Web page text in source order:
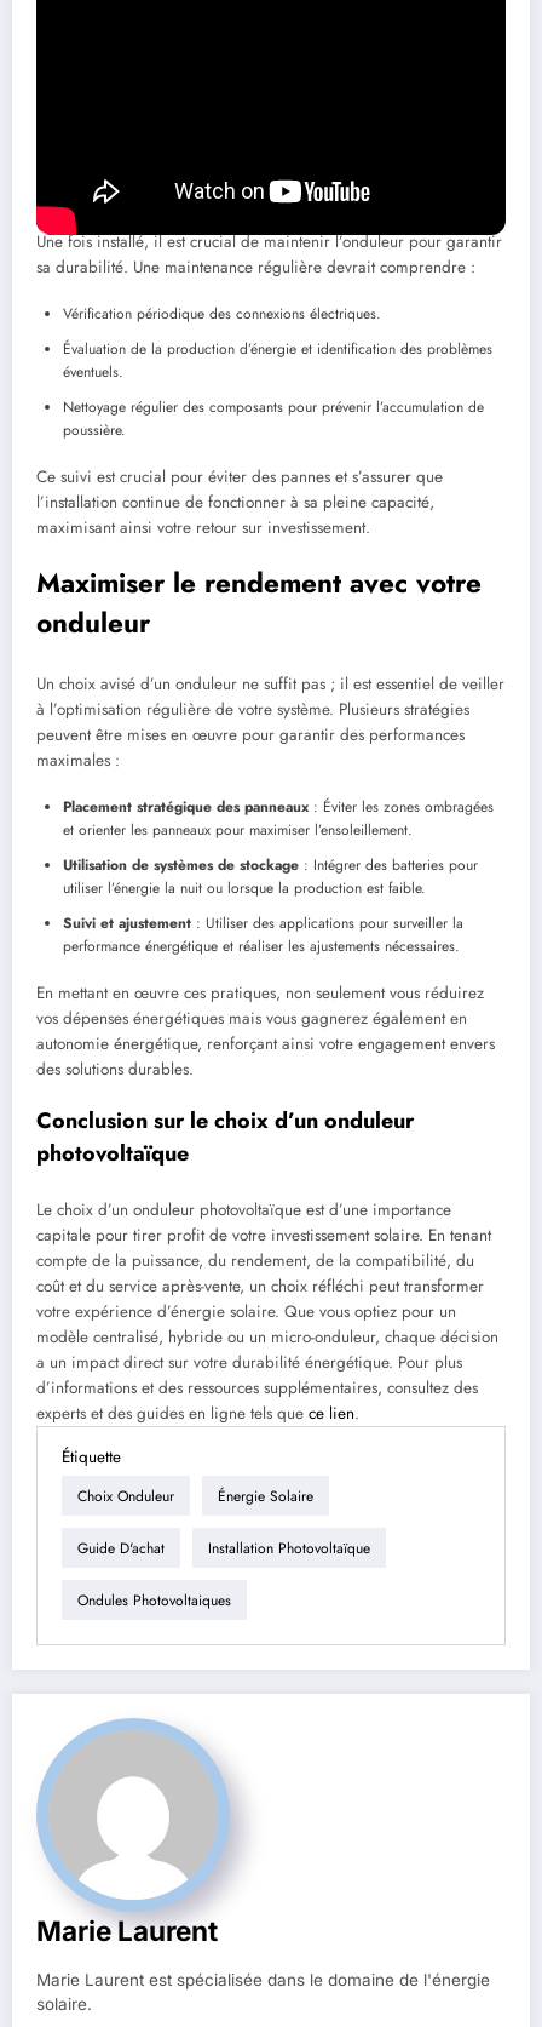
Plans de maintenance réguliers
Une fois installé, il est crucial de maintenir l’onduleur pour garantir
sa durabilité. Une maintenance régulière devrait comprendre :
Vérification périodique des connexions électriques.
Évaluation de la production d’énergie et identification des problèmes
éventuels.
Nettoyage régulier des composants pour prévenir l’accumulation de
poussière.
Ce suivi est crucial pour éviter des pannes et s’assurer que
l’installation continue de fonctionner à sa pleine capacité,
maximisant ainsi votre retour sur investissement.
Maximiser le rendement avec votre
onduleur
Un choix avisé d’un onduleur ne suffit pas ; il est essentiel de veiller
à l’optimisation régulière de votre système. Plusieurs stratégies
peuvent être mises en œuvre pour garantir des performances
maximales :
Placement stratégique des panneaux : Éviter les zones ombragées
et orienter les panneaux pour maximiser l’ensoleillement.
Utilisation de systèmes de stockage : Intégrer des batteries pour
utiliser l’énergie la nuit ou lorsque la production est faible.
Suivi et ajustement : Utiliser des applications pour surveiller la
performance énergétique et réaliser les ajustements nécessaires.
En mettant en œuvre ces pratiques, non seulement vous réduirez
vos dépenses énergétiques mais vous gagnerez également en
autonomie énergétique, renforçant ainsi votre engagement envers
des solutions durables.
Conclusion sur le choix d’un onduleur
photovoltaïque
Le choix d’un onduleur photovoltaïque est d’une importance
capitale pour tirer profit de votre investissement solaire. En tenant
compte de la puissance, du rendement, de la compatibilité, du
coût et du service après-vente, un choix réfléchi peut transformer
votre expérience d’énergie solaire. Que vous optiez pour un
modèle centralisé, hybride ou un micro-onduleur, chaque décision
a un impact direct sur votre durabilité énergétique. Pour plus
d’informations et des ressources supplémentaires, consultez des
experts et des guides en ligne tels que ce lien.
Étiquette
Choix Onduleur Énergie Solaire
Guide D'achat Installation Photovoltaïque
Ondules Photovoltaiques
Marie Laurent
Marie Laurent est spécialisée dans le domaine de l'énergie
solaire.